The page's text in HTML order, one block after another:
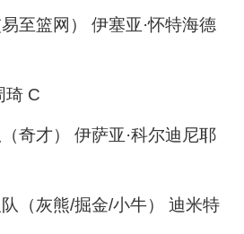
至篮网） 伊塞亚·怀特海德
琦 C
奇才） 伊萨亚·科尔迪尼耶
（灰熊/掘金/小牛） 迪米特